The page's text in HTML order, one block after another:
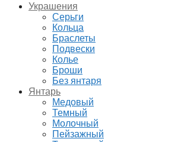
Украшения
Серьги
Кольца
Браслеты
Подвески
Колье
Броши
Без янтаря
Янтарь
Медовый
Темный
Молочный
Пейзажный